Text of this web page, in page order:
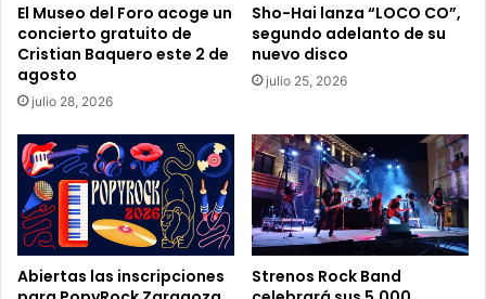
l
e
c
t
ó
n
c
o
El Museo del Foro acoge un
concierto gratuito de
Cristian Baquero este 2 de
agosto
julio 28, 2026
Sho-Hai lanza “LOCO CO”,
segundo adelanto de su
nuevo disco
julio 25, 2026
Abiertas las inscripciones
Strenos Rock Band